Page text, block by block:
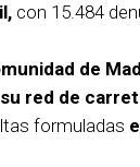
con 15.484
de
red de
formuladas